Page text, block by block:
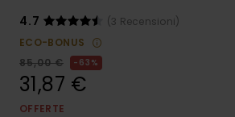
4.7
(3 Recensioni)
ECO-BONUS
85,00 €
63%
31,87 €
OFFERTE